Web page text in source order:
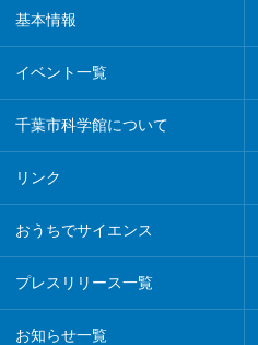
基本情報
イベント一覧
千葉市科学館について
リンク
おうちでサイエンス
プレスリリース一覧
お知らせ一覧